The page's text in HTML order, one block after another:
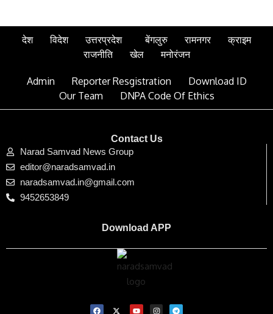
देश विदेश उत्तरप्रदेश बेंगलुरु रामनगर
क्राइम
राजनीति
खेल मनोरंजन
Admin Reporter Resgistration
Download ID
Our Team
DNPA Code Of Ethics
Contact Us
Narad Samvad News Group
editor@naradsamvad.in
naradsamvad.in@gmail.com
9452653849
Download APP